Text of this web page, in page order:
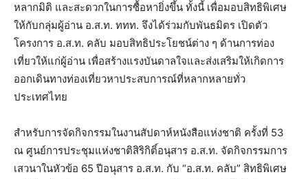
หลากมิติ และสะดวกในการซื้อหายิ่งขึ้น ทั้งนี้ เพื่อมอบสิทธิพิเศษ
ให้กับกลุ่มผู้อ่าน อ.ส.ท. ททท. จึงได้ร่วมกับพันธมิตร เปิดตัว
โครงการ อ.ส.ท. คลับ มอบสิทธิประโยชน์ต่าง ๆ ด้านการท่อง
เที่ยวให้แก่ผู้อ่าน เพื่อสร้างแรงบันดาลใจและส่งเสริมให้เกิดการ
ออกเดินทางท่องเที่ยวหาประสบการณ์ที่หลากหลายทั่ว
ประเทศไทย
สำหรับการจัดกิจกรรมในงานสัปดาห์หนังสือแห่งชาติ ครั้งที่ 53
ณ ศูนย์การประชุมแห่งชาติสิริกิติ์อนุสาร อ.ส.ท. จัดกิจกรรมการ
เสวนาในหัวข้อ 65 ปีอนุสาร อ.ส.ท. กับ “อ.ส.ท. คลับ” สิทธิพิเศษ